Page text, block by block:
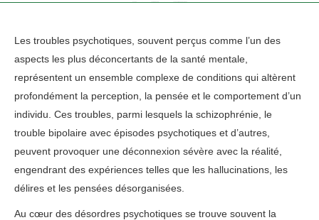
Les troubles psychotiques, souvent perçus comme l’un des
aspects les plus déconcertants de la santé mentale,
représentent un ensemble complexe de conditions qui altèrent
profondément la perception, la pensée et le comportement d’un
individu. Ces troubles, parmi lesquels la schizophrénie, le
trouble bipolaire avec épisodes psychotiques et d’autres,
peuvent provoquer une déconnexion sévère avec la réalité,
engendrant des expériences telles que les hallucinations, les
délires et les pensées désorganisées.
Au cœur des désordres psychotiques se trouve souvent la